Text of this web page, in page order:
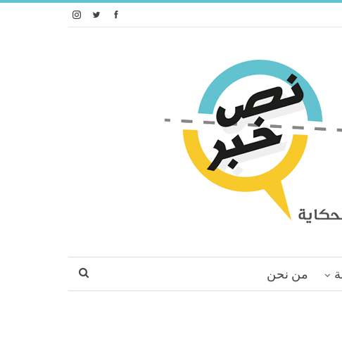
من نحن